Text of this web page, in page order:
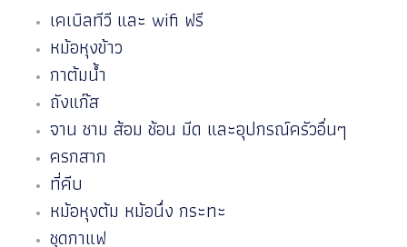
เคเบิลทีวี และ wifi ฟรี
หม้อหุงข้าว
กาต้มน้ำ
ถังแก๊ส
จาน ชาม ส้อม ช้อน มีด และอุปกรณ์ครัวอื่นๆ
ครกสาก
ที่คีบ
หม้อหุงต้ม หม้อนึ่ง กระทะ
ชุดกาแฟ